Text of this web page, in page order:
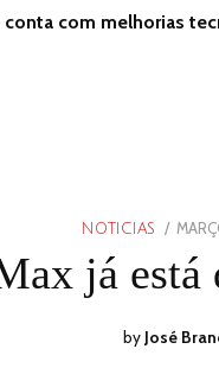
com melhorias
NOTICIAS
ON
já
by José